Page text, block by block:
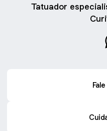
Tatuador